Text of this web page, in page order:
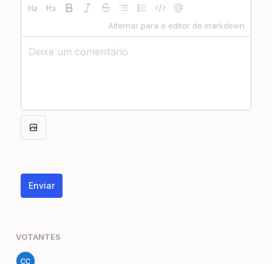
Alternar para o editor de markdown
Enviar
VOTANTES